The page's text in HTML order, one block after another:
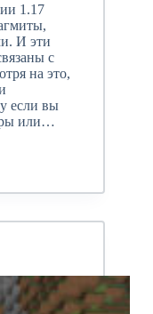
1.17
И эти
с
на это,
если вы
или…